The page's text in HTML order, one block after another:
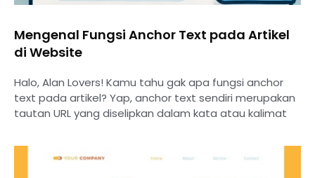
Mengenal Fungsi Anchor Text pada Artikel
di Website
Halo, Alan Lovers! Kamu tahu gak apa fungsi anchor
text pada artikel? Yap, anchor text sendiri merupakan
tautan URL yang diselipkan dalam kata atau kalimat